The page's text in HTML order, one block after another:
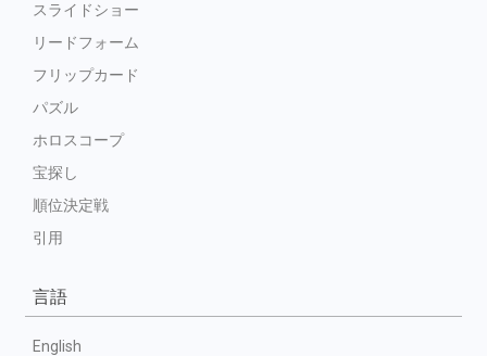
スライドショー
リードフォーム
フリップカード
パズル
ホロスコープ
宝探し
順位決定戦
引用
言語
English